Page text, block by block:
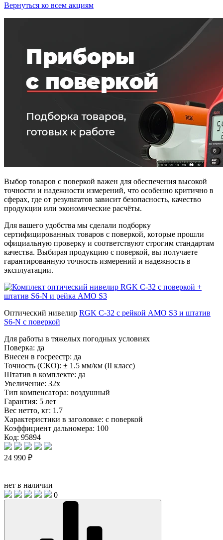
Вернуться ко всем акциям
Выбор товаров с поверкой важен для обеспечения высокой
точности и надежности измерений, что особенно критично в
сферах, где от результатов зависит безопасность, качество
продукции или экономические расчёты.
Для вашего удобства мы сделали подборку
сертифицированных товаров с поверкой, которые прошли
официальную проверку и соответствуют строгим стандартам
качества. Выбирая продукцию с поверкой, вы получаете
гарантированную точность измерений и надежность в
эксплуатации.
Оптический нивелир RGK C-32 с рейкой AMO S3 и штатив
S6-N с поверкой
Для работы в тяжелых погодных условиях
Поверка: да
Внесен в госреестр: да
Точность (СКО): ± 1.5 мм/км (II класс)
Штатив в комплекте: да
Увеличение: 32x
Тип компенсатора: воздушный
Гарантия: 5 лет
Вес нетто, кг: 1.7
Характеристики в заголовке: с поверкой
Коэффициент дальномера: 100
Код: 95894
24 990 ₽
нет в наличии
0